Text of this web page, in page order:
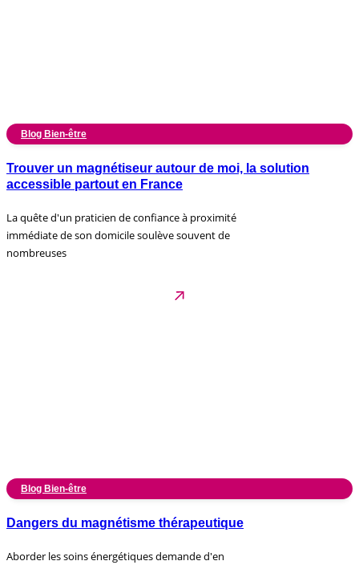
Blog Bien-être
Trouver un magnétiseur autour de moi, la solution
accessible partout en France
La quête d'un praticien de confiance à proximité
immédiate de son domicile soulève souvent de
nombreuses
Blog Bien-être
Dangers du magnétisme thérapeutique
Aborder les soins énergétiques demande d'en